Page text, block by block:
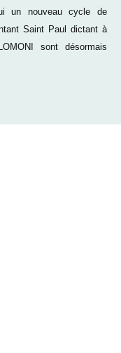
un nouveau cycle de
Saint Paul dictant à
sont désormais